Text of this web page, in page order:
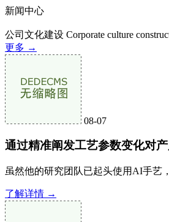
新闻中心
公司文化建设 Corporate culture
更多 →
08-07
通过精准阐发工艺参数变化对
虽然他的研究团队已起头使用AI手艺
了解详情 →